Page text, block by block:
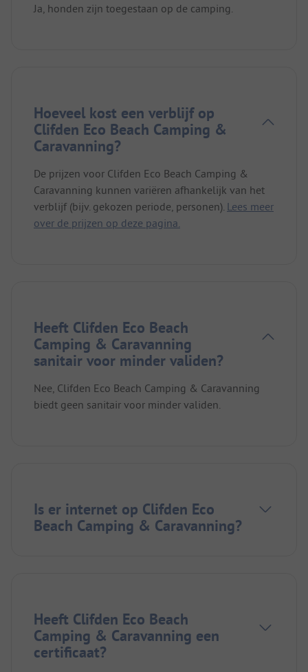
Ja, honden zijn toegestaan op de camping.
Hoeveel kost een verblijf op
Clifden Eco Beach Camping &
Caravanning?
De prijzen voor Clifden Eco Beach Camping &
Caravanning kunnen variëren afhankelijk van het
verblijf (bijv. gekozen periode, personen). Lees meer
over de prijzen op deze pagina.
Heeft Clifden Eco Beach
Camping & Caravanning
sanitair voor minder validen?
Nee, Clifden Eco Beach Camping & Caravanning
biedt geen sanitair voor minder validen.
Is er internet op Clifden Eco
Beach Camping & Caravanning?
Heeft Clifden Eco Beach
Camping & Caravanning een
certificaat?